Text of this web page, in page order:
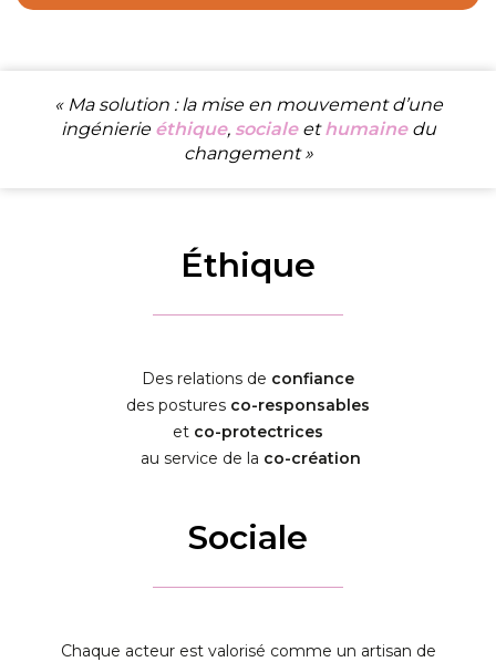
« Ma solution : la mise en mouvement d’une
ingénierie éthique, sociale ethumainedu
changement »
Éthique
Des relations de confiance
des postures co-responsables
et co-protectrices
au service de la co-création
Sociale
Chaque acteur est valorisé comme un artisan de